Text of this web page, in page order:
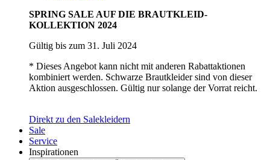
SPRING SALE AUF DIE BRAUTKLEID-
KOLLEKTION 2024
Gültig bis zum 31. Juli 2024
* Dieses Angebot kann nicht mit anderen Rabattaktionen
kombiniert werden. Schwarze Brautkleider sind von dieser
Aktion ausgeschlossen. Gültig nur solange der Vorrat reicht.
Direkt zu den Salekleidern
Sale
Service
Inspirationen